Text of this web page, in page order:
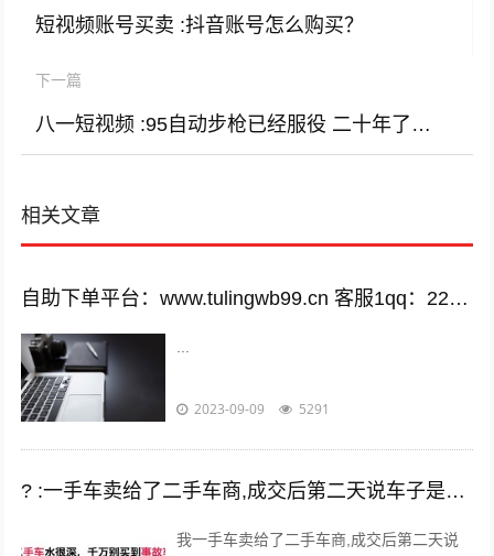
短视频账号买卖 :抖音账号怎么购买？
下一篇
八一短视频 :95自动步枪已经服役 二十年了，为什么还不更新换代？
相关文章
自助下单平台：www.tulingwb99.cn 客服1qq：2221028208 客服2qq：2221028208
...
2023-09-09 5291
? :一手车卖给了二手车商,成交后第二天说车子是事故车，说隐瞒事实？
我一手车卖给了二手车商,成交后第二天说